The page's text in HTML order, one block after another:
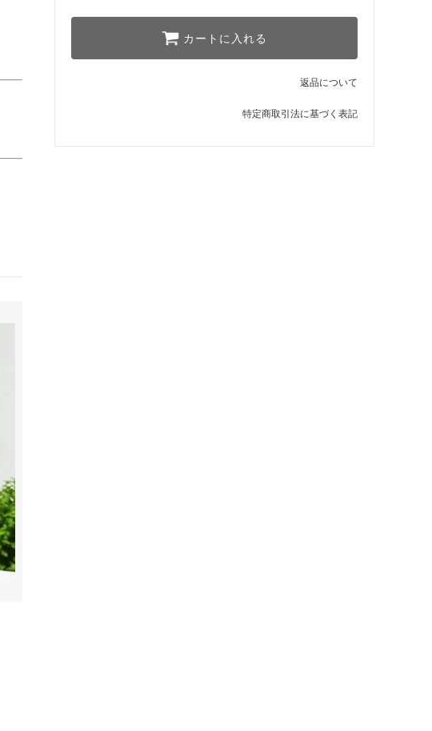
カートに入れる
返品について
特定商取引法に基づく表記